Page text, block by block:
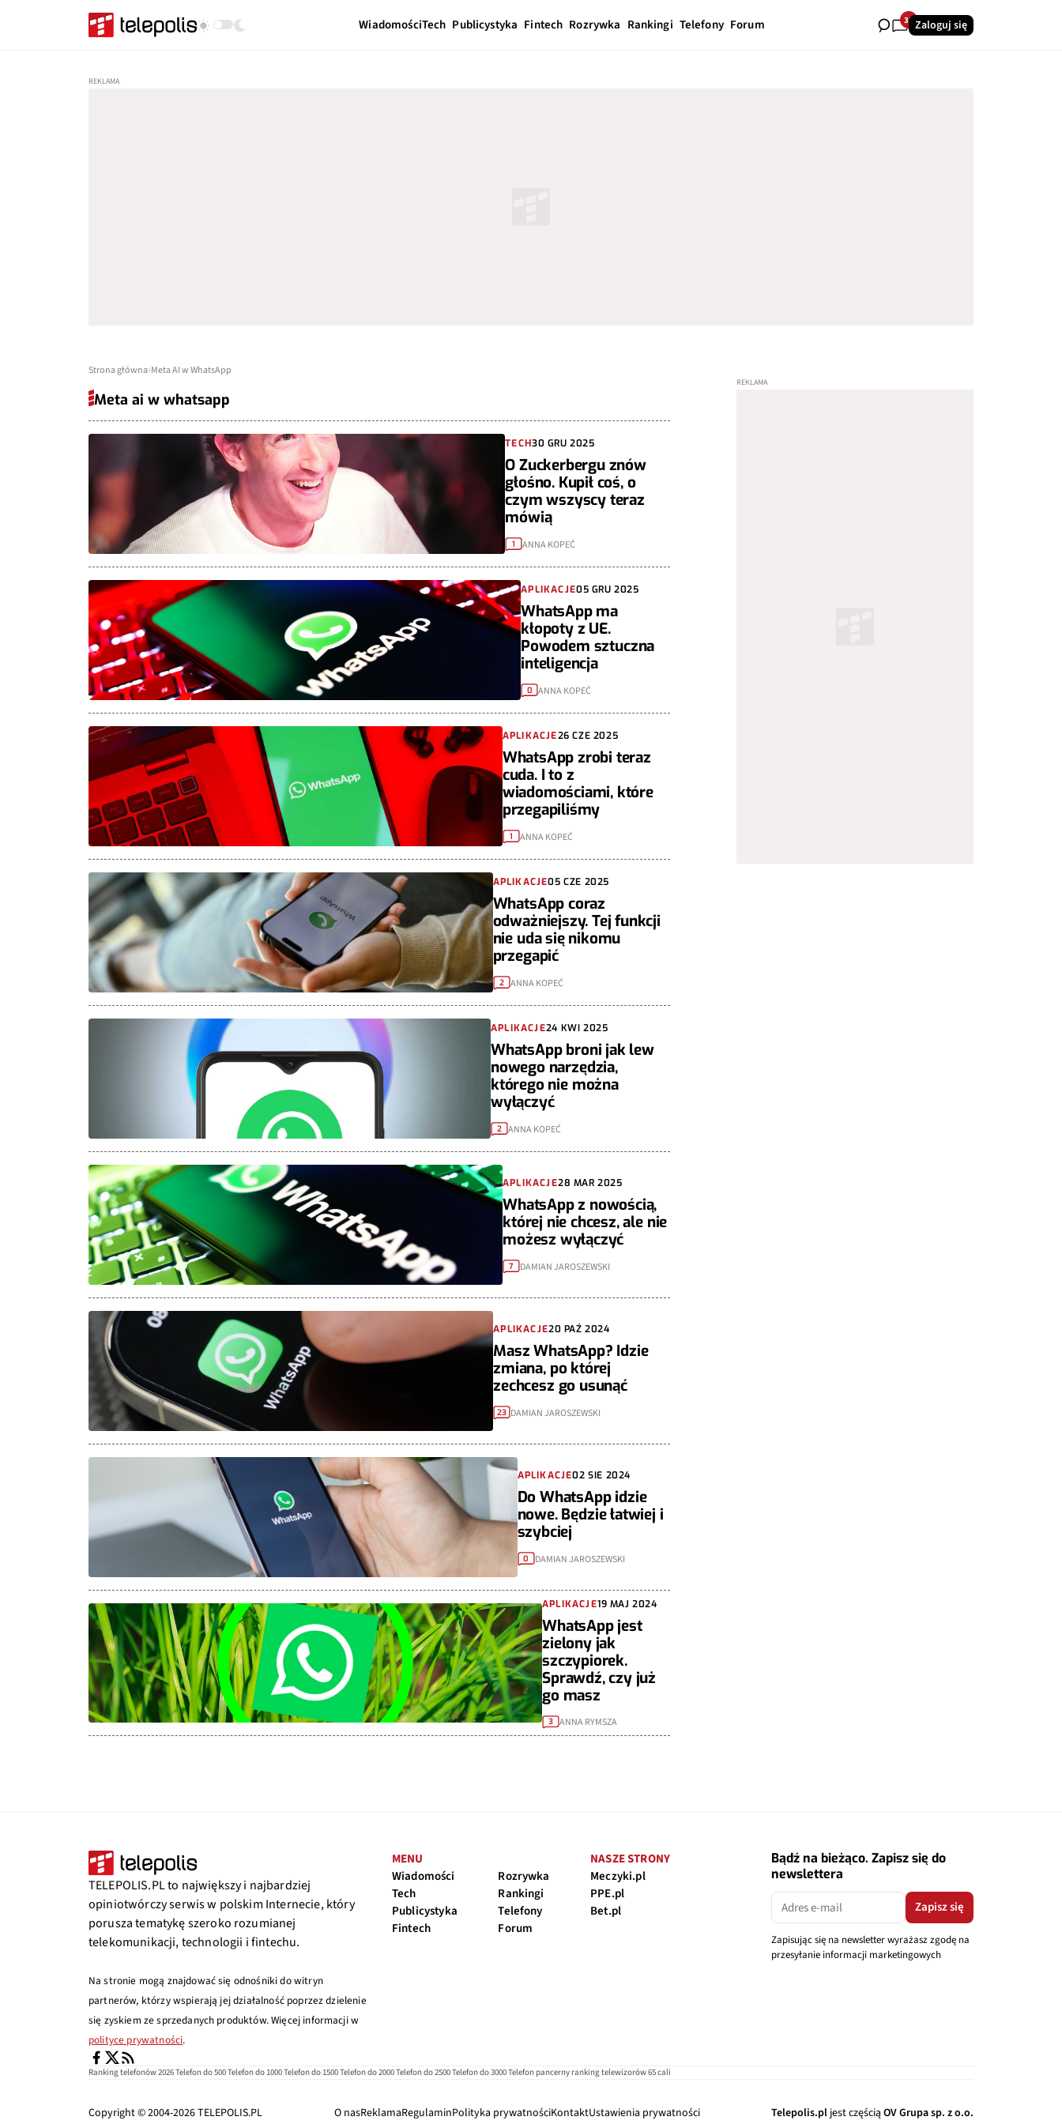
WiadomościTech Publicystyka Fintech Rozrywka Rankingi Telefony Forum 33Zaloguj się
Strona główna Meta AI w WhatsApp
Meta ai w whatsapp
TECH30 GRU 2025
O Zuckerbergu znów
głośno. Kupił coś, o
czym wszyscy teraz
mówią
1 ANNA KOPEĆ
APLIKACJE05 GRU 2025
WhatsApp ma
kłopoty z UE.
Powodem sztuczna
inteligencja
0 ANNA KOPEĆ
APLIKACJE26 CZE 2025
WhatsApp zrobi teraz
cuda. I to z
wiadomościami, które
przegapiliśmy
1 ANNA KOPEĆ
APLIKACJE05 CZE 2025
WhatsApp coraz
odważniejszy. Tej funkcji
nie uda się nikomu
przegapić
2 ANNA KOPEĆ
APLIKACJE24 KWI 2025
WhatsApp broni jak lew
nowego narzędzia,
którego nie można
wyłączyć
2 ANNA KOPEĆ
APLIKACJE28 MAR 2025
WhatsApp z nowością,
której nie chcesz, ale nie
możesz wyłączyć
7 DAMIAN JAROSZEWSKI
APLIKACJE20 PAŹ 2024
Masz WhatsApp? Idzie
zmiana, po której
zechcesz go usunąć
23 DAMIAN JAROSZEWSKI
APLIKACJE02 SIE 2024
Do WhatsApp idzie
nowe. Będzie łatwiej i
szybciej
0 DAMIAN JAROSZEWSKI
APLIKACJE19 MAJ 2024
WhatsApp jest
zielony jak
szczypiorek.
Sprawdź, czy już
go masz
3 ANNA RYMSZA
TELEPOLIS.PL to największy i najbardziej
opiniotwórczy serwis w polskim Internecie, który
porusza tematykę szeroko rozumianej
telekomunikacji, technologii i fintechu.
Na stronie mogą znajdować się odnośniki do witryn
partnerów, którzy wspierają jej działalność poprzez dzielenie
się zyskiem ze sprzedanych produktów. Więcej informacji w
polityce prywatności.
MENU
Wiadomości
Tech
Publicystyka
Fintech
Rozrywka
Rankingi
Telefony
Forum
NASZE STRONY
Meczyki.pl
PPE.pl
Bet.pl
Bądź na bieżąco. Zapisz się do
newslettera
Zapisz się
Zapisując się na newsletter wyrażasz zgodę na
przesyłanie informacji marketingowych
Ranking telefonów 2026Telefon do 500Telefon do 1000Telefon do 1500Telefon do 2000Telefon do 2500Telefon do 3000Telefon pancerny ranking telewizorów 65 cali
Copyright © 2004-2026TELEPOLIS.PL O nasReklamaRegulaminPolityka prywatnościKontaktUstawienia prywatności Telepolis.pl jest częścią OV Grupa sp. z o.o.